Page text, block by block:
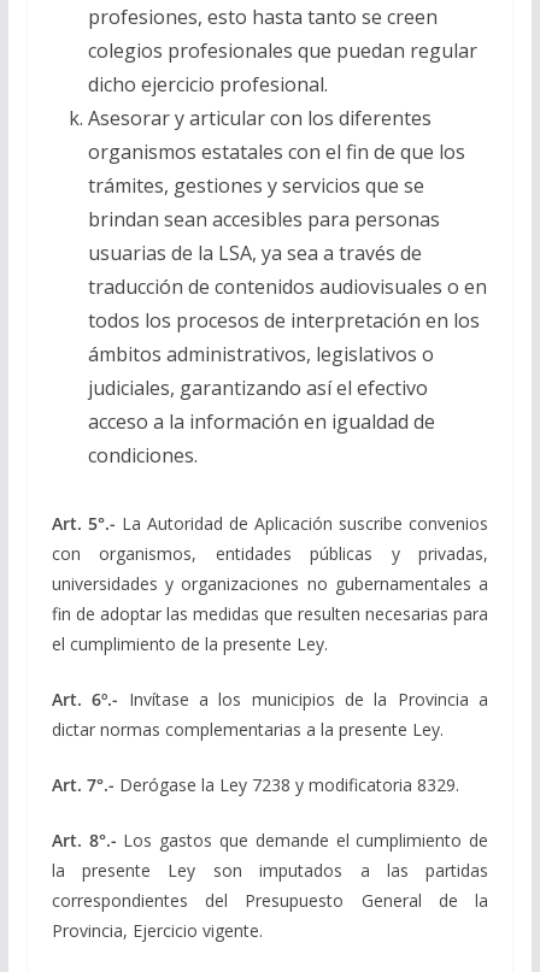
profesiones, esto hasta tanto se creen
colegios profesionales que puedan regular
dicho ejercicio profesional.
Asesorar y articular con los diferentes
organismos estatales con el fin de que los
trámites, gestiones y servicios que se
brindan sean accesibles para personas
usuarias de la LSA, ya sea a través de
traducción de contenidos audiovisuales o en
todos los procesos de interpretación en los
ámbitos administrativos, legislativos o
judiciales, garantizando así el efectivo
acceso a la información en igualdad de
condiciones.
Art. 5°.- La Autoridad de Aplicación suscribe convenios
con organismos, entidades públicas y privadas,
universidades y organizaciones no gubernamentales a
fin de adoptar las medidas que resulten necesarias para
el cumplimiento de la presente Ley.
Art. 6º.- Invítase a los municipios de la Provincia a
dictar normas complementarias a la presente Ley.
Art. 7°.- Derógase la Ley 7238 y modificatoria 8329.
Art. 8°.- Los gastos que demande el cumplimiento de
la presente Ley son imputados a las partidas
correspondientes del Presupuesto General de la
Provincia, Ejercicio vigente.